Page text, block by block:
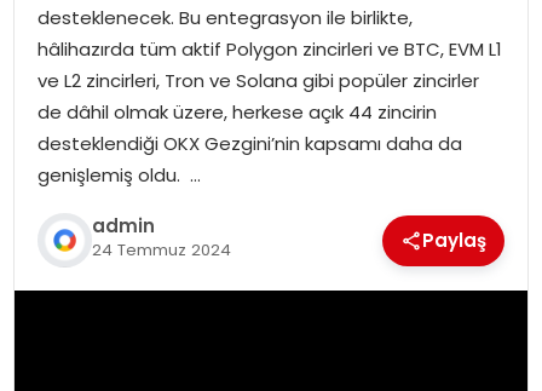
MAGAZIN
desteklenecek. Bu entegrasyon ile birlikte,
hâlihazırda tüm aktif Polygon zincirleri ve BTC, EVM L1
ve L2 zincirleri, Tron ve Solana gibi popüler zincirler
de dâhil olmak üzere, herkese açık 44 zincirin
desteklendiği OKX Gezgini’nin kapsamı daha da
genişlemiş oldu. …
admin
24 Temmuz 2024 Paylaş